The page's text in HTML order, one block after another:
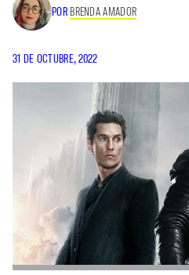
POR BRENDA AMADOR
31 DE OCTUBRE, 2022